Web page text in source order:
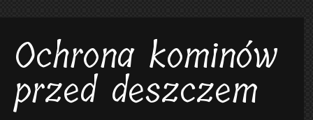
Ochrona kominów
przed deszczem